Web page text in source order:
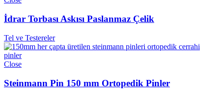
İdrar Torbası Askısı Paslanmaz Çelik
Tel ve Testereler
Close
Steinmann Pin 150 mm Ortopedik Pinler